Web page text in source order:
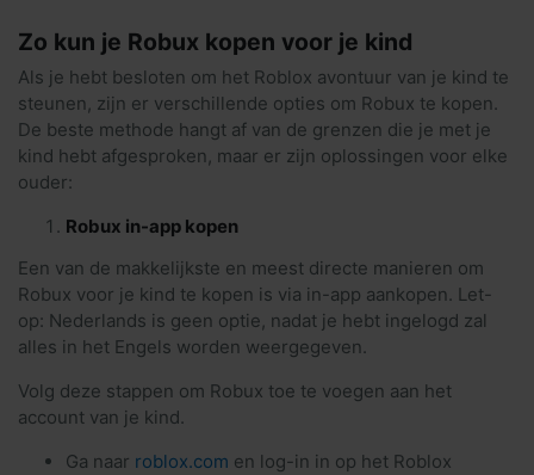
Zo kun je Robux kopen voor je kind
Als je hebt besloten om het Roblox avontuur van je kind te
steunen, zijn er verschillende opties om Robux te kopen.
De beste methode hangt af van de grenzen die je met je
kind hebt afgesproken, maar er zijn oplossingen voor elke
ouder:
Robux in-app kopen
Een van de makkelijkste en meest directe manieren om
Robux voor je kind te kopen is via in-app aankopen. Let-
op: Nederlands is geen optie, nadat je hebt ingelogd zal
alles in het Engels worden weergegeven.
Volg deze stappen om Robux toe te voegen aan het
account van je kind.
Ga naar roblox.com en log-in in op het Roblox